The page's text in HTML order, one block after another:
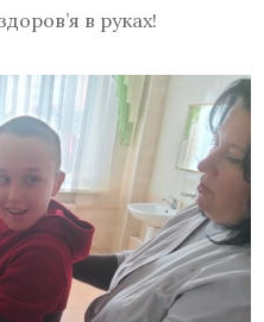
в руках!